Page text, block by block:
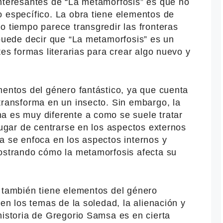
específico. La obra tiene elementos de
tiempo parece transgredir las fronteras
decir que “La metamorfosis” es un
formas literarias para crear algo nuevo y
del género fantástico, ya que cuenta
en un insecto. Sin embargo, la
es muy diferente a como se suele tratar
de centrarse en los aspectos externos
se enfoca en los aspectos internos y
cómo la metamorfosis afecta su
tiene elementos del género
los temas de la soledad, la alienación y
de Gregorio Samsa es en cierta